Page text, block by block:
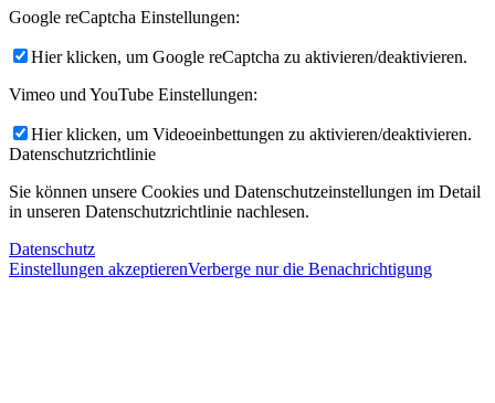
Google reCaptcha Einstellungen:
Hier klicken, um Google reCaptcha zu aktivieren/deaktivieren.
Vimeo und YouTube Einstellungen:
Hier klicken, um Videoeinbettungen zu aktivieren/deaktivieren.
Datenschutzrichtlinie
Sie können unsere Cookies und Datenschutzeinstellungen im Detail
in unseren Datenschutzrichtlinie nachlesen.
Datenschutz
Einstellungen akzeptierenVerberge nur die Benachrichtigung